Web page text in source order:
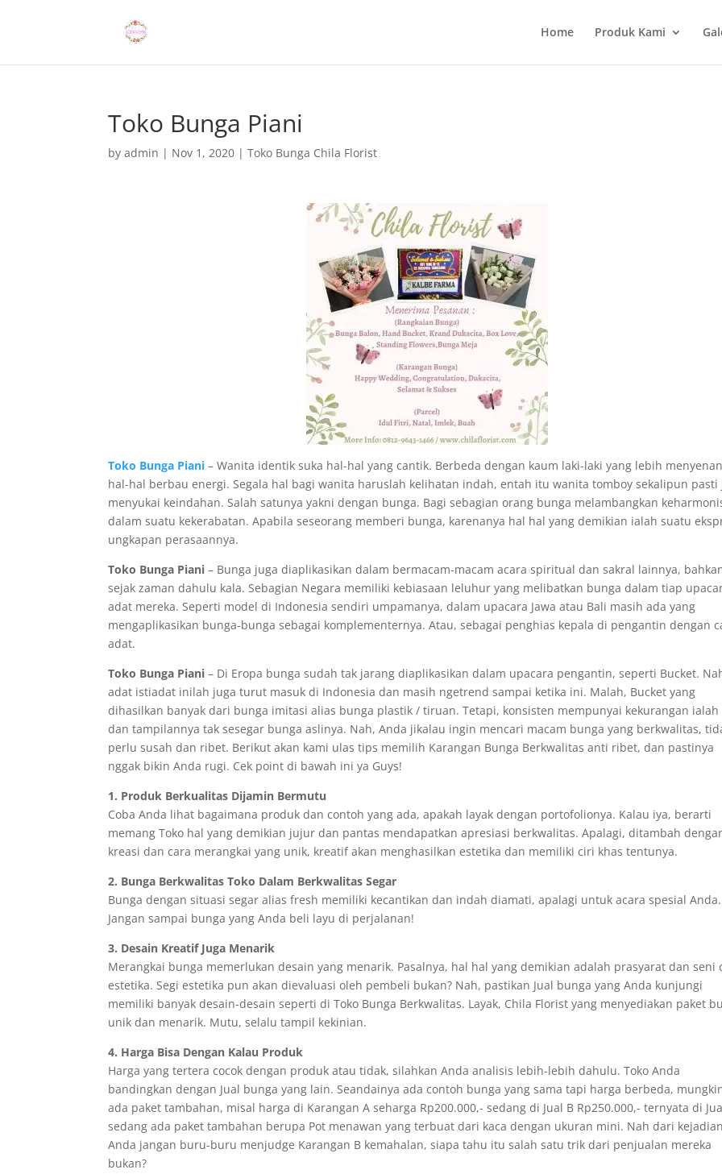
Home Produk Kami
Toko Bunga Piani
byadmin | Nov 1, 2020 |Toko Bunga Chila Florist
Toko Bunga Piani – Wanita identik suka hal-hal yang cantik. Berbeda dengan kaum laki-laki yang lebih
hal-hal berbau energi. Segala hal bagi wanita haruslah kelihatan indah, entah itu wanita tomboy sekalipun pasti
menyukai keindahan. Salah satunya yakni dengan bunga. Bagi sebagian orang bunga melambangkan
dalam suatu kekerabatan. Apabila seseorang memberi bunga, karenanya hal hal yang demikian ialah suatu
ungkapan perasaannya.
Toko Bunga Piani – Bunga juga diaplikasikan dalam bermacam-macam acara spiritual dan sakral lainnya,
sejak zaman dahulu kala. Sebagian Negara memiliki kebiasaan leluhur yang melibatkan bunga dalam tiap
adat mereka. Seperti model di Indonesia sendiri umpamanya, dalam upacara Jawa atau Bali masih ada yang
mengaplikasikan bunga-bunga sebagai komplementernya. Atau, sebagai penghias kepala di pengantin dengan
adat.
Toko Bunga Piani – Di Eropa bunga sudah tak jarang diaplikasikan dalam upacara pengantin, seperti Bucket.
adat istiadat inilah juga turut masuk di Indonesia dan masih ngetrend sampai ketika ini. Malah, Bucket yang
dihasilkan banyak dari bunga imitasi alias bunga plastik / tiruan. Tetapi, konsisten mempunyai kekurangan ialah
dan tampilannya tak sesegar bunga aslinya. Nah, Anda jikalau ingin mencari macam bunga yang berkwalitas,
perlu susah dan ribet. Berikut akan kami ulas tips memilih Karangan Bunga Berkwalitas anti ribet, dan pastinya
nggak bikin Anda rugi. Cek point di bawah ini ya Guys!
1. Produk Berkualitas Dijamin Bermutu
Coba Anda lihat bagaimana produk dan contoh yang ada, apakah layak dengan portofolionya. Kalau iya, berarti
memang Toko hal yang demikian jujur dan pantas mendapatkan apresiasi berkwalitas. Apalagi, ditambah
kreasi dan cara merangkai yang unik, kreatif akan menghasilkan estetika dan memiliki ciri khas tentunya.
2. Bunga Berkwalitas Toko Dalam Berkwalitas Segar
Bunga dengan situasi segar alias fresh memiliki kecantikan dan indah diamati, apalagi untuk acara spesial Anda.
Jangan sampai bunga yang Anda beli layu di perjalanan!
3. Desain Kreatif Juga Menarik
Merangkai bunga memerlukan desain yang menarik. Pasalnya, hal hal yang demikian adalah prasyarat dan seni
estetika. Segi estetika pun akan dievaluasi oleh pembeli bukan? Nah, pastikan Jual bunga yang Anda kunjungi
memiliki banyak desain-desain seperti di Toko Bunga Berkwalitas. Layak, Chila Florist yang menyediakan paket
unik dan menarik. Mutu, selalu tampil kekinian.
4. Harga Bisa Dengan Kalau Produk
Harga yang tertera cocok dengan produk atau tidak, silahkan Anda analisis lebih-lebih dahulu. Toko Anda
bandingkan dengan Jual bunga yang lain. Seandainya ada contoh bunga yang sama tapi harga berbeda,
ada paket tambahan, misal harga di Karangan A seharga Rp200.000,- sedang di Jual B Rp250.000,- ternyata di
sedang ada paket tambahan berupa Pot menawan yang terbuat dari kaca dengan ukuran mini. Nah dari
Anda jangan buru-buru menjudge Karangan B kemahalan, siapa tahu itu salah satu trik dari penjualan mereka
bukan?